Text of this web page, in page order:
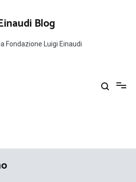
Blog
Fondazione Luigi Einaudi